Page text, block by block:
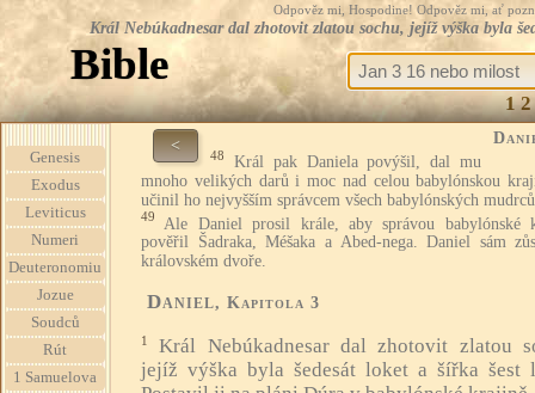
Odpověz mi, Hospodine! Odpověz mi, ať
Král Nebúkadnesar dal zhotovit zlatou sochu, jejíž výška byla
Bible
1 2
Genesis
Exodus
Leviticus
Numeri
Deuteronomiu
Jozue
Soudců
Rút
1 Samuelova
<
48
Král pak Daniela povýšil, dal mu
mnoho velikých darů i moc nad celou babylónskou
učinil ho nejvyšším správcem všech babylónských
49
Ale Daniel prosil krále, aby správou babylónské
pověřil Šadraka, Méšaka a Abed-nega. Daniel sám
královském dvoře.
Daniel, Kapitola 3
1
Král Nebúkadnesar dal zhotovit zlatou
jejíž výška byla šedesát loket a šířka šest